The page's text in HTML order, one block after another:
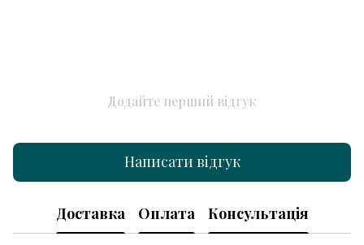
Додайте перший відгук
Написати відгук
Доставка Оплата Консультація